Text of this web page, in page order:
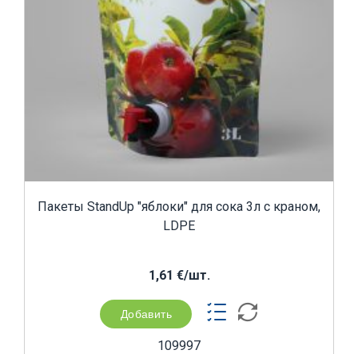
Пакеты StandUp "яблоки" для сока 3л с краном,
LDPE
1,61 €/шт.
Добавить
109997